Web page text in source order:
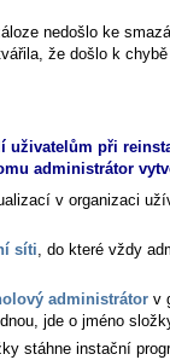
nedošlo ke
že došlo k
uživatelům při
administrátor
v organizaci
síti , do které vždy
administrátor v
jde o jméno
stáhne instační